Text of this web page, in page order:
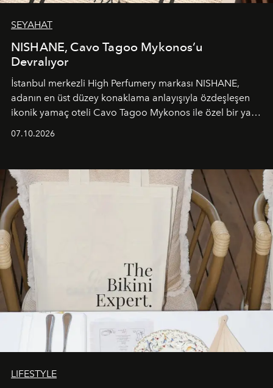
SEYAHAT
NISHANE, Cavo Tagoo Mykonos’u
Devralıyor
İstanbul merkezli High Perfumery markası NISHANE,
adanın en üst düzey konaklama anlayışıyla özdeşleşen
ikonik yamaç oteli Cavo Tagoo Mykonos ile özel bir yaz
buluşturarak markanın Cavo Tagoo’daki varlığını
sürükleyici ve mevsime özel bir deneyime dönüştürüyor.
07.10.2026
LIFESTYLE